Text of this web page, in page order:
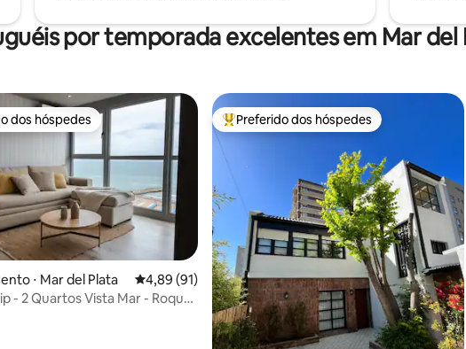
por temporada excelentes em Mar del
dos hóspedes
dos hóspedes
⋅ Mar del Plata 4,89 de uma avaliação média de 5, 91 avaliações
4,89 (91)
- 2 Quartos Vista Mar - Roque
Entre os melhores preferidos dos hóspedes
Preferido dos hóspedes